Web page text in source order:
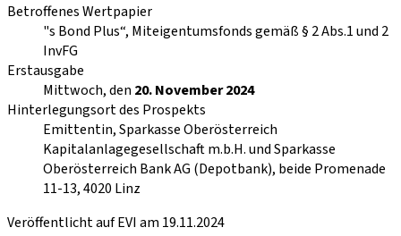
Betroffenes Wertpapier
"s Bond Plus“, Miteigentumsfonds gemäß § 2 Abs.1 und 2
InvFG
Erstausgabe
Mittwoch, den 20. November 2024
Hinterlegungsort des Prospekts
Emittentin, Sparkasse Oberösterreich
Kapitalanlagegesellschaft m.b.H. und Sparkasse
Oberösterreich Bank AG (Depotbank), beide Promenade
11-13, 4020 Linz
Veröffentlicht auf EVI am 19.11.2024